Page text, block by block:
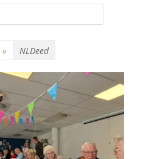
Koggenland
» NLDeed